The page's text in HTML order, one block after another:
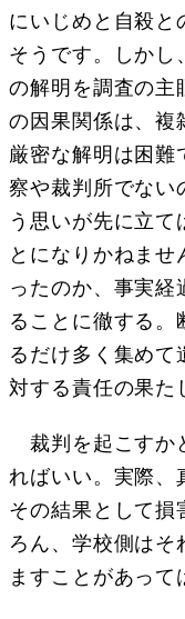
にいじめと自殺と
そうです。しかし
の解明を調査の主
の因果関係は、複
厳密な解明は困難
察や裁判所でない
う思いが先に立て
とになりかねま
ったのか、事実経
ることに徹する。
るだけ多く集めて
対する責任の果た
裁判を起こすか
ればいい。実際、
その結果として損
ろん、学校側はそ
ますことがあって